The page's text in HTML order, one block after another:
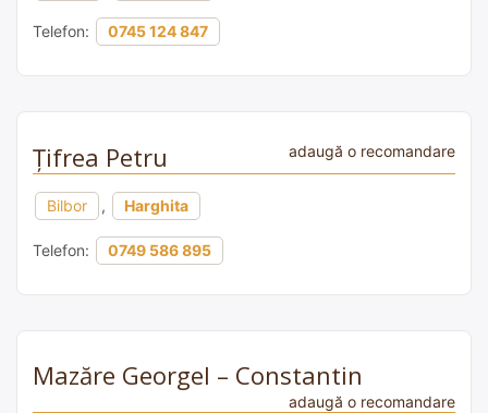
Telefon: 0745 124 847
Țifrea Petru adaugă o recomandare
Bilbor , Harghita
Telefon: 0749 586 895
Mazăre Georgel – Constantin
adaugă o recomandare